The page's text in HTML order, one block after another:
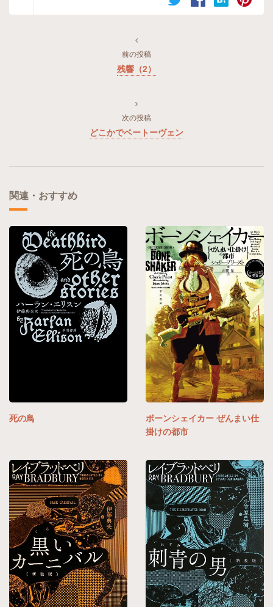
前の投稿
残響（2）
次の投稿
どこかでベートーヴェン
関連・おすすめ
死の鳥
ボーンシェイカー ぜんまい仕
掛けの都市